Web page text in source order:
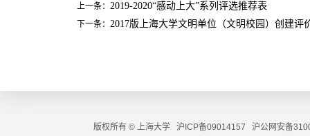
上一条： 2019-2020“感动上大”系列评选推荐表
下一条： 2017版上海大学文明单位（文明校园）创建评
版权所有 © 上海大学 沪ICP备09014157 沪公网安备